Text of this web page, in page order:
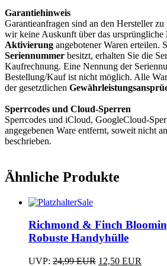
Garantiehinweis
Garantieanfragen sind an den Hersteller
wir keine Auskunft über das ursprüngliche
Aktivierung angebotener Waren erteilen.
Seriennummer besitzt, erhalten Sie die
Kaufrechnung. Eine Nennung der
Bestellung/Kauf ist nicht möglich. Alle
der gesetztlichen
Sperrcodes und Cloud-Sperren
Sperrcodes und iCloud, GoogleCloud-
angegebenen Ware entfernt, soweit nicht
beschrieben.
Ähnliche Produkte
Sale
Produkt
weist
mehrere
Richmond & Finch
Robuste Handyhülle
UVP: 24,99EUR Ursprünglicher
12,50 EUR